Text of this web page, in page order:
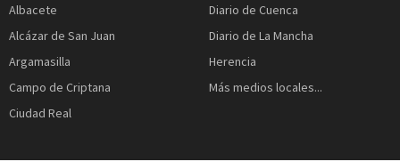
Albacete
Alcázar de San Juan
Argamasilla
Campo de Criptana
Ciudad Real
Diario de Cuenca
Diario de La Mancha
Herencia
Más medios locales...